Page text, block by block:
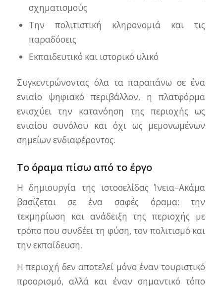
σχηματισμούς
Την πολιτιστική κληρονομιά και τις
παραδόσεις
Εκπαιδευτικό και ιστορικό υλικό
Συγκεντρώνοντας όλα τα παραπάνω σε ένα
ενιαίο ψηφιακό περιβάλλον, η πλατφόρμα
ενισχύει την κατανόηση της περιοχής ως
ενιαίου συνόλου και όχι ως μεμονωμένων
σημείων ενδιαφέροντος.
Το όραμα πίσω από το έργο
Η δημιουργία της ιστοσελίδας Ίνεια–Ακάμα
βασίζεται σε ένα σαφές όραμα: την
τεκμηρίωση και ανάδειξη της περιοχής με
τρόπο που συνδέει τη φύση, τον πολιτισμό και
την εκπαίδευση.
Η περιοχή δεν αποτελεί μόνο έναν τουριστικό
προορισμό, αλλά και έναν σημαντικό τόπο